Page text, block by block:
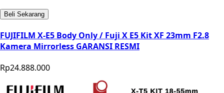
Beli Sekarang
FUJIFILM X-E5 Body Only / Fuji X E5 Kit XF 23mm F2.8
Kamera Mirrorless GARANSI RESMI
Rp24.888.000